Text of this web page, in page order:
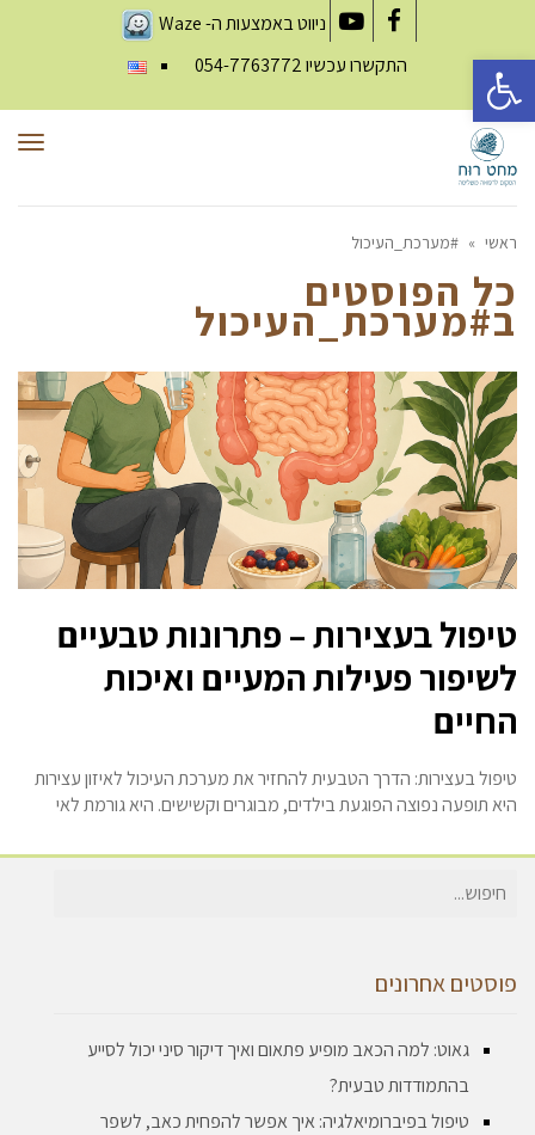
Facebook
YouTube
ניווט באמצעות ה-Waze
התקשרו עכשיו054-7763772
ראשי » #מערכת_העיכול
כל הפוסטים
ב#מערכת_העיכול
טיפול בעצירות – פתרונות טבעיים
לשיפור פעילות המעיים ואיכות
החיים
טיפול בעצירות: הדרך הטבעית להחזיר את מערכת העיכול לאיזון עצירות
היא תופעה נפוצה הפוגעת בילדים, מבוגרים וקשישים. היא גורמת לאי
חיפוש
פוסטים אחרונים
גאוט: למה הכאב מופיע פתאום ואיך דיקור סיני יכול לסייע
בהתמודדות טבעית?
טיפול בפיברומיאלגיה: איך אפשר להפחית כאב, לשפר
פתח סרגל נגישות